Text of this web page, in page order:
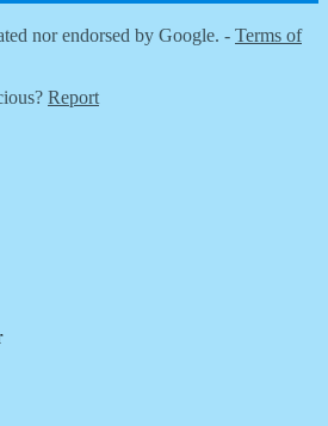
nor endorsed by Google. - Terms of
Report